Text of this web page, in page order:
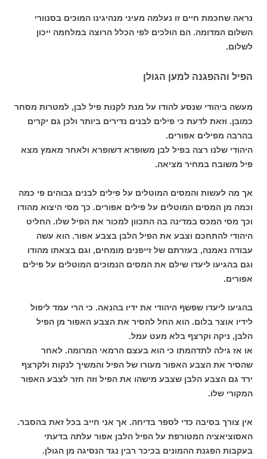
נראה שחכמת חיים זו נעלמה מעיני מנהיגינו המוכים בסנוורי
השלום המדומה. הם הולכים לפי הכלל הרוצה במלחמה ייכון
לשלום.
הפיל וההפגנה למען הגולן
מעשה ביהודי שנסע להודו על מנת לקנות פיל לבן, למטרות מסחר
כמובן. וזאת לדעת כי פילים לבנים נדירים ביותר ולכן גם יקרים
בהרבה מפילים אפורים.
היהודי שלנו רצה בפיל לבן משופרא דשופרא ולאחר מאמץ מצא
פיל משובח במחיר מציאה.
אך מה לעשות והמסים המוטלים על פילים לבנים גבוהים פי כמה
וכמה מן המסים המוטלים על פילים אפורים. כך מסי היצוא מהודו
וכך מסי המכס במדינה בה התכוון למכור את הפיל שלו. החליט
היהודי להתחכם וצבע את הפיל הלבן בצבע אפור. הוא עשה
עבודה נאמנה, בעזרתם של זייפנים מומחים, וגם בצאתו מהודו
וגם בהגיעו ליעדו שילם את המסים הנמוכים המוטלים על פילים
אפורים.
בהגיעו ליעדו שפשף היהודי את ידיו בהנאה. כי הרי עמד ליפול
לידיו אוצר בלום. הוא החל להסיר את הצבע האפור מן הפיל
הלבן, ניקה וקרצף בלא מעט עמל.
או אז גילה לתדהמתו כי הוא בעצם הרמאי המרומה. לאחר
שהסיר את הצבע האפור מעורו של הפיל והמשיך לנקות ולקרצף
ירד גם הצבע הלבן שצבע מישהו את הפיל וזה חזר לצבע האפור
המקורי שלו.
אין צורך בסיבה כדי לספר בדיחה. אך אני חייב בכל זאת בהסבר.
האסוציאציה המטורפת על הפיל הלבן אפור עלתה בדעתי
בעקבות הפגנת ההמונים בכיכר רבין נגד הנסיגה מן הגולן.